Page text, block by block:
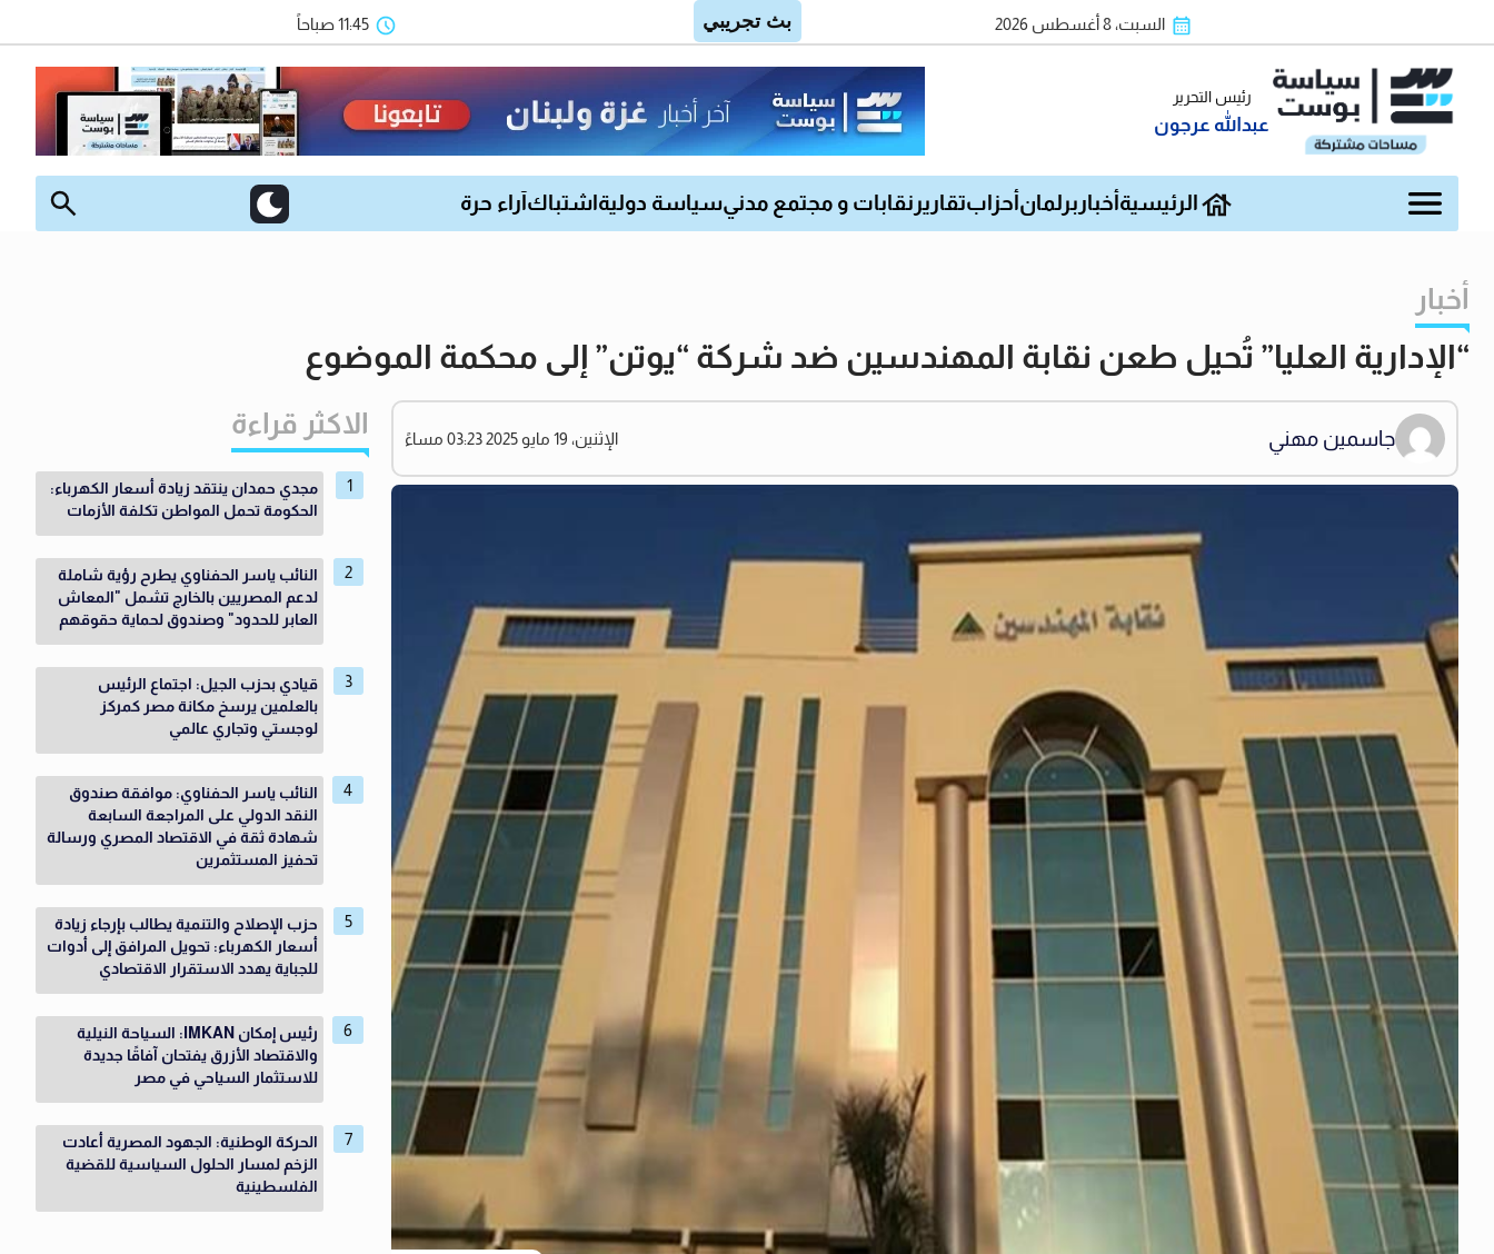
السبت، 8 أغسطس 2026 11:45 صباحاً
رئيس التحرير
عبدالله عرجون
الرئيسية أخبار برلمان أحزابتقارير نقابات و مجتمع مدنيسياسة دولية اشتباك آراء حرة
أخبار
“الإدارية العليا” تُحيل طعن نقابة المهندسين ضد شركة “يوتن” إلى محكمة الموضوع
جاسمين مهني الإثنين، 19 مايو 2025 03:23 مساءً الاكثر قراءة
مجدي حمدان ينتقد زيادة أسعار الكهرباء:
الحكومة تحمل المواطن تكلفة الأزمات
النائب ياسر الحفناوي يطرح رؤية شاملة
لدعم المصريين بالخارج تشمل "المعاش
العابر للحدود" وصندوق لحماية حقوقهم
قيادي بحزب الجيل: اجتماع الرئيس
بالعلمين يرسخ مكانة مصر كمركز
لوجستي وتجاري عالمي
النائب ياسر الحفناوي: موافقة صندوق
النقد الدولي على المراجعة السابعة
شهادة ثقة في الاقتصاد المصري ورسالة
تحفيز المستثمرين
حزب الإصلاح والتنمية يطالب بإرجاء زيادة
أسعار الكهرباء: تحويل المرافق إلى أدوات
للجباية يهدد الاستقرار الاقتصادي
رئيس إمكان IMKAN: السياحة النيلية
والاقتصاد الأزرق يفتحان آفاقًا جديدة
للاستثمار السياحي في مصر
الحركة الوطنية: الجهود المصرية أعادت
الزخم لمسار الحلول السياسية للقضية
الفلسطينية